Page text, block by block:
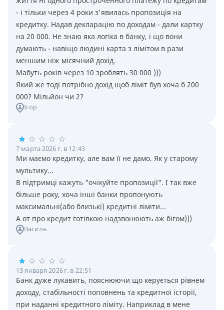
- i тiльки через 4 роки з'явилась пропозицiя на
кредитку. Надав декларацiю по доходам - дали картку
на 20 000. Не знаю яка логiка в банку, i що вони
думають - навiщо людинi карта з лiмiтом в рази
меншим нiж мiсячний дохiд.
Мабуть рокiв через 10 зроблять 30 000 )))
Який же тодi потрiбно дохiд щоб лiмiт був хоча б 200
000? Мiльйон чи 2?
Ігор
7 марта 2026 г. в 12:43
Ми маємо кредитку, але вам її не дамо. Як у старому
мультику...
В підтримці кажуть "очікуйте пропозиції". І так вже
більше року, хоча інші банки пропонують
максимальні(або близькі) кредитні ліміти...
А от про кредит готівкою надзвонюють аж бігом)))
Василь
13 января 2026 г. в 22:51
Банк дуже лукавить, пояснюючи що керується рівнем
доходу, стабільності поповнень та кредитної історії,
при наданні кредитного ліміту. Наприклад в мене